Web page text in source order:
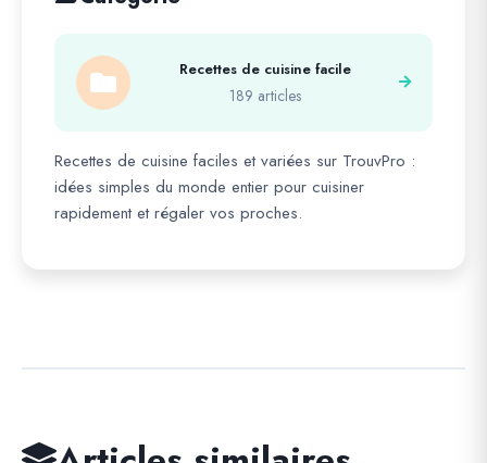
Recettes de cuisine facile
189 articles
Recettes de cuisine faciles et variées sur TrouvPro :
idées simples du monde entier pour cuisiner
rapidement et régaler vos proches.